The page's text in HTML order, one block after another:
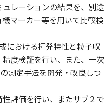
レーションの結果を、別途
マーカー等を用いて比較検
における揮発特性と粒子収
度検証を行い、また、一次
測定手法を開発・改良しつ
評価を行い、またサブ２で